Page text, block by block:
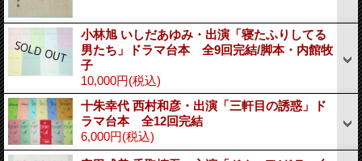
小林旭 いしだあゆみ・出演「寝たふりしてる
男たち」ドラマ台本 全9回完結/脚本・内館牧
子
10,000円(税込)
十朱幸代 西村和彦・出演「三軒目の誘惑」ド
ラマ台本 全12回完結
6,000円(税込)